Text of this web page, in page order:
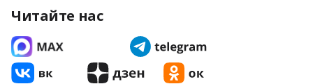
Читайте нас